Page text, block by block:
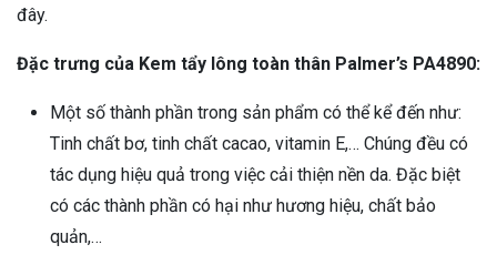
đây.
Đặc trưng của Kem tẩy lông toàn thân Palmer’s PA4890:
Một số thành phần trong sản phẩm có thể kể đến như:
Tinh chất bơ, tinh chất cacao, vitamin E,… Chúng đều có
tác dụng hiệu quả trong việc cải thiện nền da. Đặc biệt
có các thành phần có hại như hương hiệu, chất bảo
quản,…